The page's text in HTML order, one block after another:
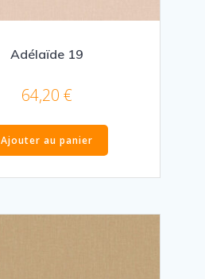
Adélaïde 19
64,20€
Ajouter au panier